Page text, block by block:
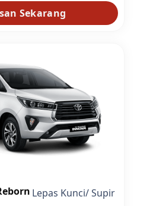
Sekarang
Lepas Kunci/Supir